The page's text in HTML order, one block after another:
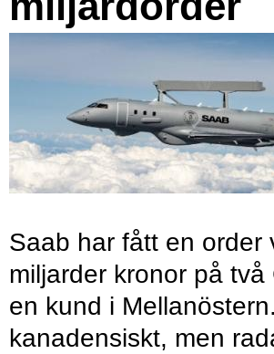
Saab har fått en order
miljarder kronor på
en kund i
kanadensiskt, men